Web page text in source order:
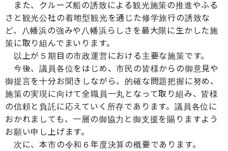
また、クルーズ船の誘致による観光施策の推進やふる
さと観光公社の着地型観光を通じた修学旅行の誘致な
ど、八幡浜の強みや八幡浜らしさを最大限に生かした施
策に取り組んでまいります。
以上が５期目の市政運営における主要な施策です。
今後、議員各位をはじめ、市民の皆様からの御意見や
御提言を十分お聞きしながら、的確な問題把握に努め、
施策の実現に向けて全職員一丸となって取り組み、皆様
の信頼と負託に応えていく所存であります。議員各位に
おかれましても、一層の御協力と御支援を賜りますよう
お願い申し上げます。
次に、本市の令和６年度決算の概要であります。